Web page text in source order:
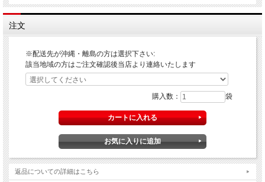
注文
※配送先が沖縄・離島の方は選択下さい:
該当地域の方はご注文確認後当店より連絡いたします
購入数： 袋
返品についての詳細はこちら